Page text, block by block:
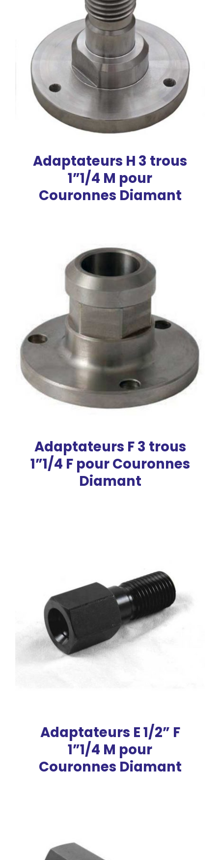
Adaptateurs H 3 trous
1”1/4 M pour
Couronnes Diamant
Adaptateurs F 3 trous
1”1/4 F pour Couronnes
Diamant
Adaptateurs E 1/2” F
1”1/4 M pour
Couronnes Diamant